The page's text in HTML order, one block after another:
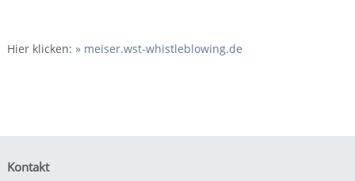
Hier klicken: » meiser.wst-whistleblowing.de
Kontakt